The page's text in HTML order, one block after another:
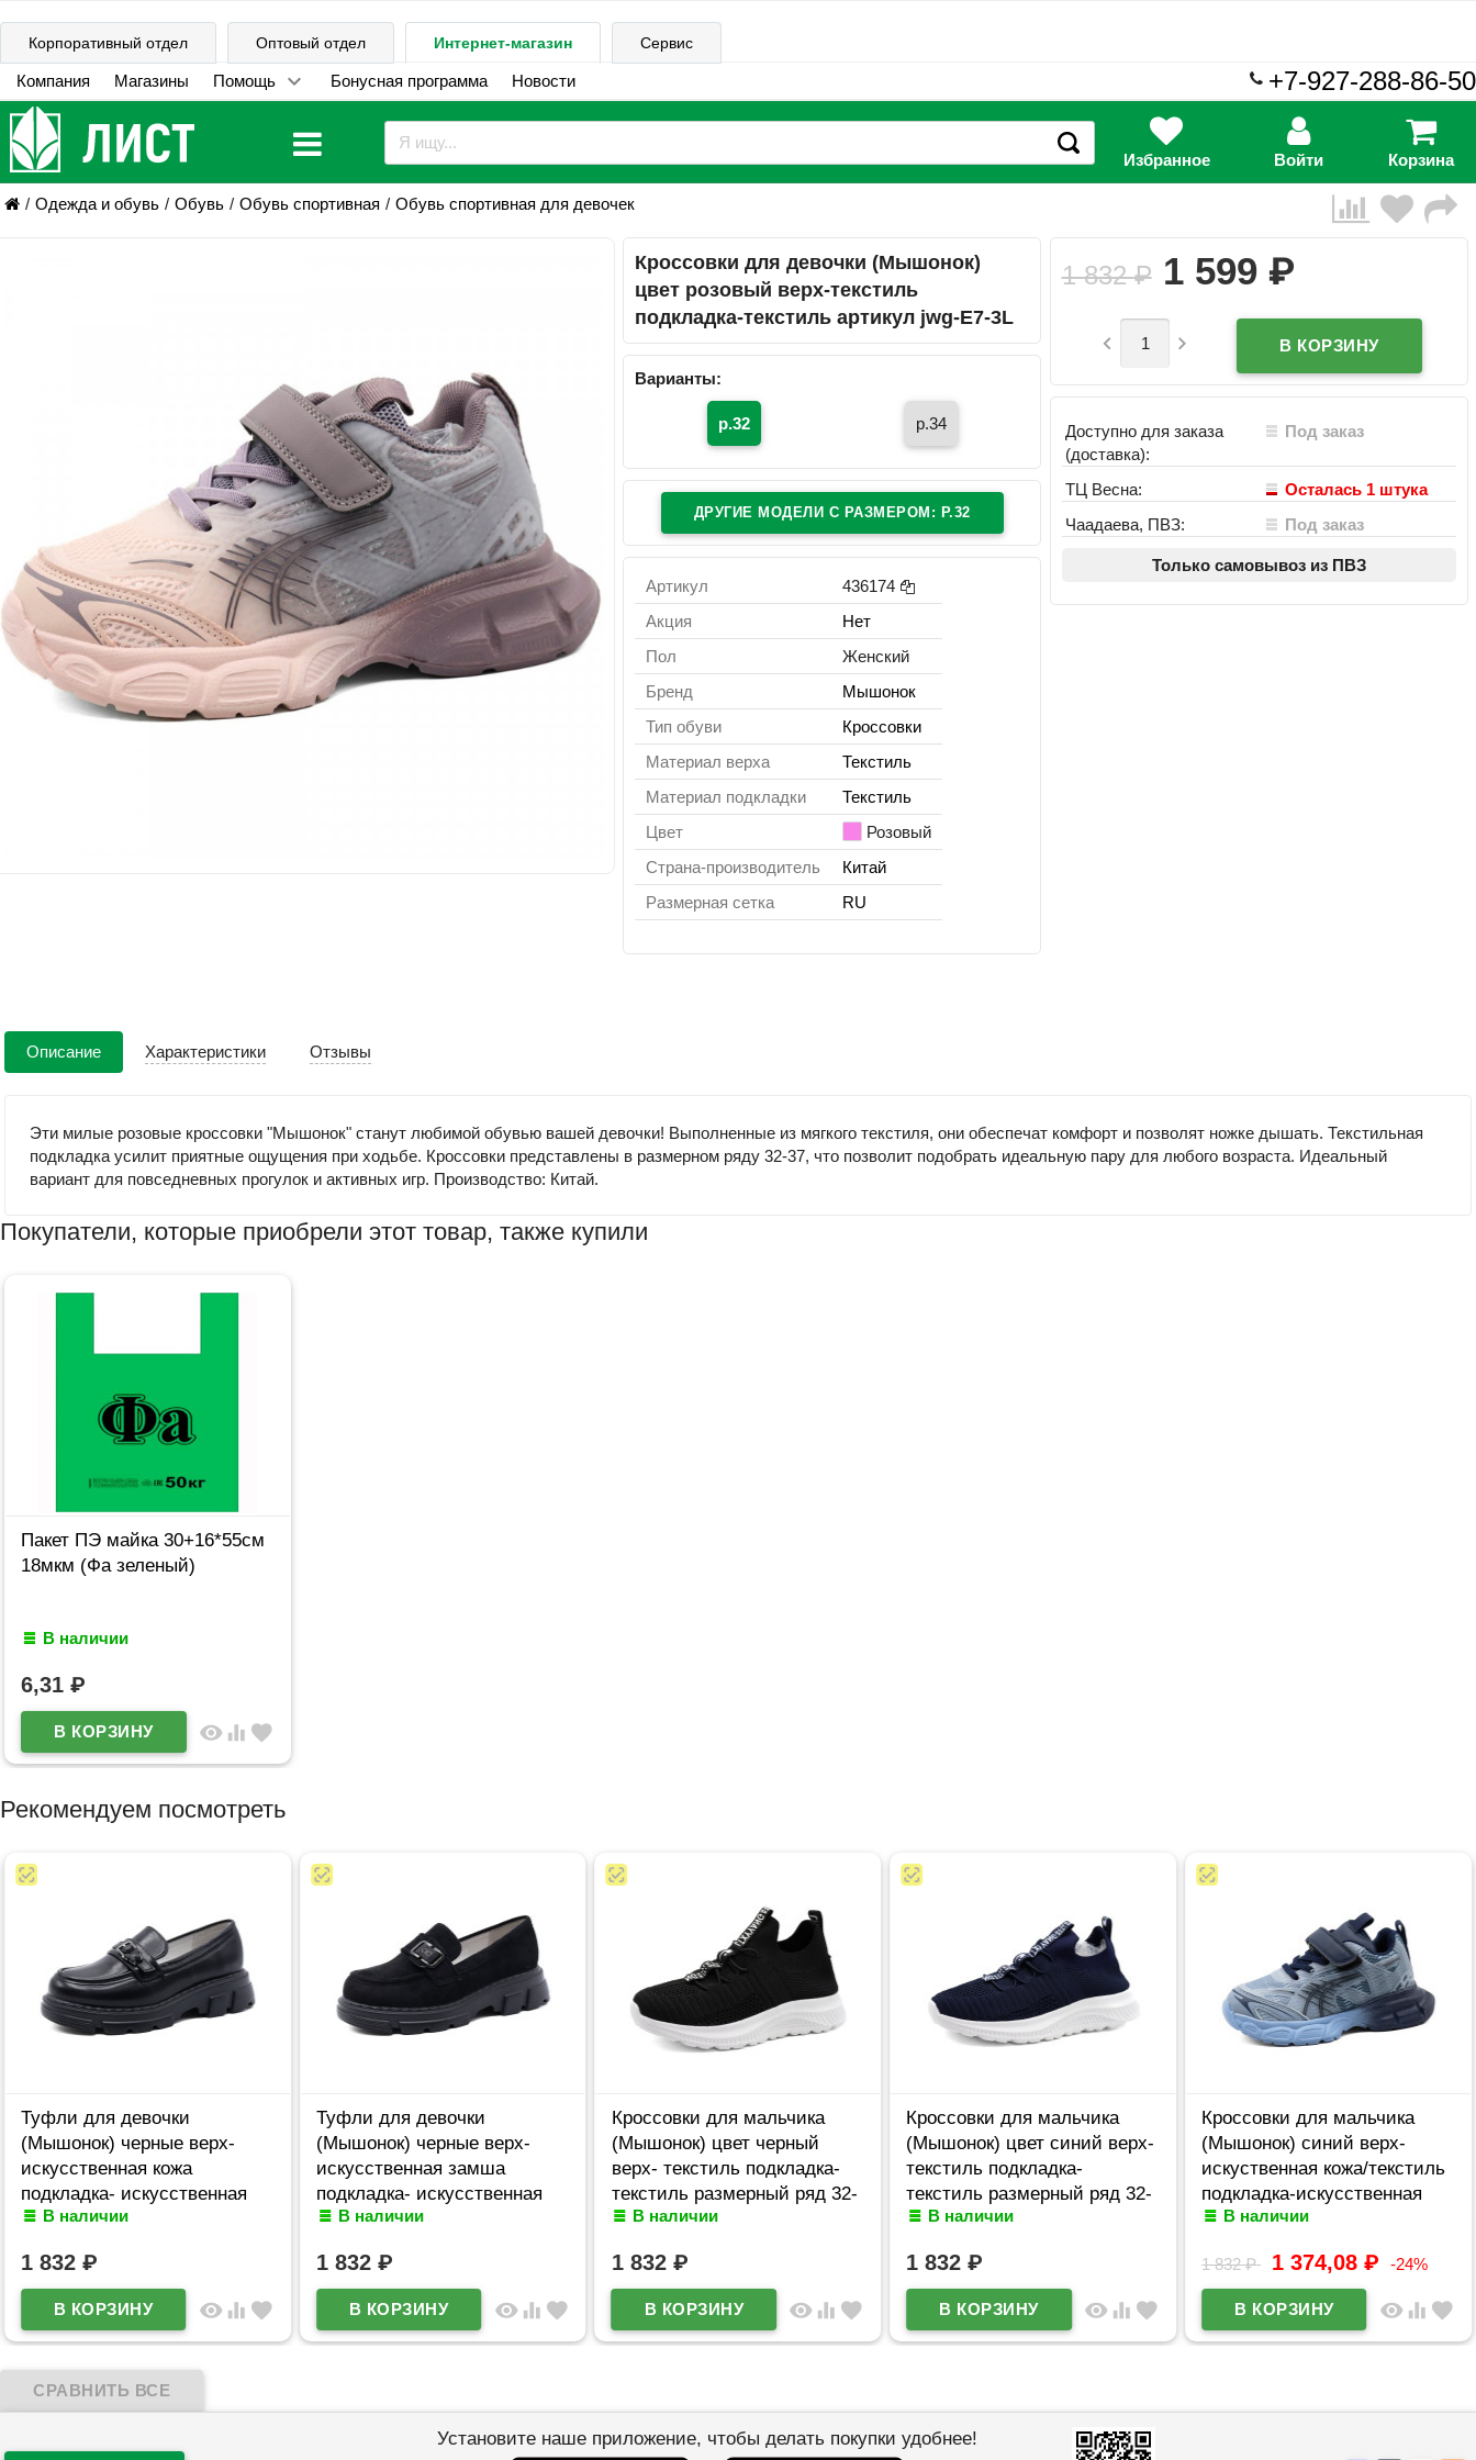
Корпоративный отдел Оптовый отдел Интернет-магазин Сервис
Компания Магазины Помощь Бонусная программа Новости +7-927-288-86-50
Избранное Войти Корзина
Одежда и обувь Обувь Обувь спортивная Обувь спортивная для девочек
Кроссовки для девочки (Мышонок)
цвет розовый верх-текстиль
подкладка-текстиль артикул jwg-E7-3L
Варианты:
р.32 р.34
ДРУГИЕ МОДЕЛИ C РАЗМЕРОМ: Р.32
Артикул
436174
Акция
Нет
Пол
Женский
Бренд
Мышонок
Тип обуви
Кроссовки
Материал верха
Текстиль
Материал подкладки
Текстиль
Цвет
Розовый
Страна-производитель
Китай
Размерная сетка
RU
1 832₽ 1 599 ₽
 
Доступно для заказа
(доставка):
Под заказ
ТЦ Весна:
Осталась 1 штука
Чаадаева, ПВЗ:
Под заказ
Только самовывоз из ПВЗ
Описание Характеристики Отзывы
Эти милые розовые кроссовки "Мышонок" станут любимой обувью вашей девочки! Выполненные из мягкого текстиля, они обеспечат комфорт и позволят ножке дышать. Текстильная
подкладка усилит приятные ощущения при ходьбе. Кроссовки представлены в размерном ряду 32-37, что позволит подобрать идеальную пару для любого возраста. Идеальный
вариант для повседневных прогулок и активных игр. Производство: Китай.
Покупатели, которые приобрели этот товар, также купили
Пакет ПЭ майка 30+16*55см
18мкм (Фа зеленый)
В наличии
6,31 ₽
visibility equalizer favorite
Рекомендуем посмотреть
Туфли для девочки
(Мышонок) черные верх-
искусственная кожа
подкладка- искусственная
кожа артикул jwg-100-3
В наличии
1 832 ₽
visibility equalizer favorite
Туфли для девочки
(Мышонок) черные верх-
искусственная замша
подкладка- искусственная
кожа артикул jwg-112-6
В наличии
1 832 ₽
visibility equalizer favorite
Кроссовки для мальчика
(Мышонок) цвет черный
верх- текстиль подкладка-
текстиль размерный ряд 32-
37 артикул jwg-H28-3А
В наличии
1 832 ₽
visibility equalizer favorite
Кроссовки для мальчика
(Мышонок) цвет синий верх-
текстиль подкладка-
текстиль размерный ряд 32-
37 артикул jwg-H28-3B
В наличии
1 832₽
visibility equalizer favorite
Кроссовки для мальчика
(Мышонок) синий верх-
искуственная кожа/текстиль
подкладка-искусственная
кожа размерный ряд 27-32
В наличии
1 832₽ 1 374,08₽ -24%
visibility equalizer favorite
Установите наше приложение, чтобы делать покупки удобнее!